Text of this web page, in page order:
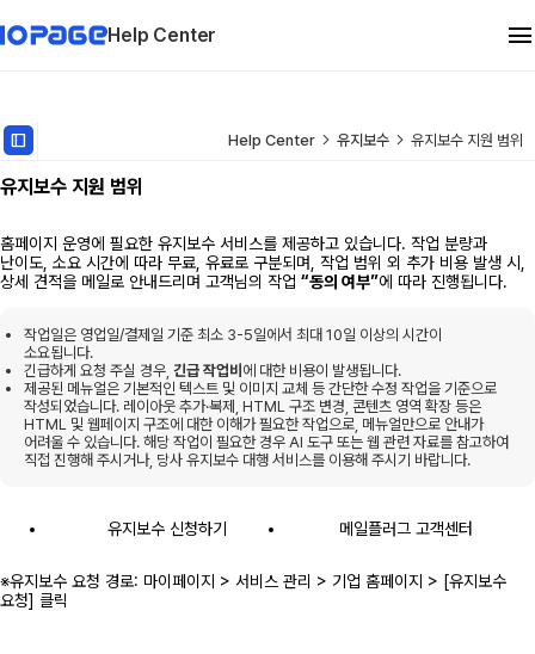
Help Center
유지보수
FAQ
dock_to_right Help Center 유지보수 유지보수 지원 범위
유지보수 지원 범위
홈페이지 운영에 필요한 유지보수 서비스를 제공하고 있습니다. 작업 분량과
난이도, 소요 시간에 따라 무료, 유료로 구분되며, 작업 범위 외 추가 비용 발생 시,
상세 견적을 메일로 안내드리며 고객님의 작업 “동의 여부”에 따라 진행됩니다.
작업일은 영업일/결제일 기준 최소 3-5일에서 최대 10일 이상의 시간이
소요됩니다.
긴급하게 요청 주실 경우, 긴급 작업비 에 대한 비용이 발생됩니다.
제공된 메뉴얼은 기본적인 텍스트 및 이미지 교체 등 간단한 수정 작업을 기준으로
작성되었습니다. 레이아웃 추가·복제, HTML 구조 변경, 콘텐츠 영역 확장 등은
HTML 및 웹페이지 구조에 대한 이해가 필요한 작업으로, 메뉴얼만으로 안내가
어려울 수 있습니다. 해당 작업이 필요한 경우 AI 도구 또는 웹 관련 자료를 참고하여
직접 진행해 주시거나, 당사 유지보수 대행 서비스를 이용해 주시기 바랍니다.
유지보수 신청하기 메일플러그 고객센터
※유지보수 요청 경로: 마이페이지 > 서비스 관리 > 기업 홈페이지 > [유지보수
요청] 클릭